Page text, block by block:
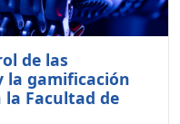
de las
la gamificación
Facultad de